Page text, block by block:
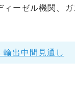
ーゼル機関、
出中間見通し